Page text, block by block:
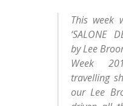
This week
‘SALONE
by Lee
Week
travelling
our Lee